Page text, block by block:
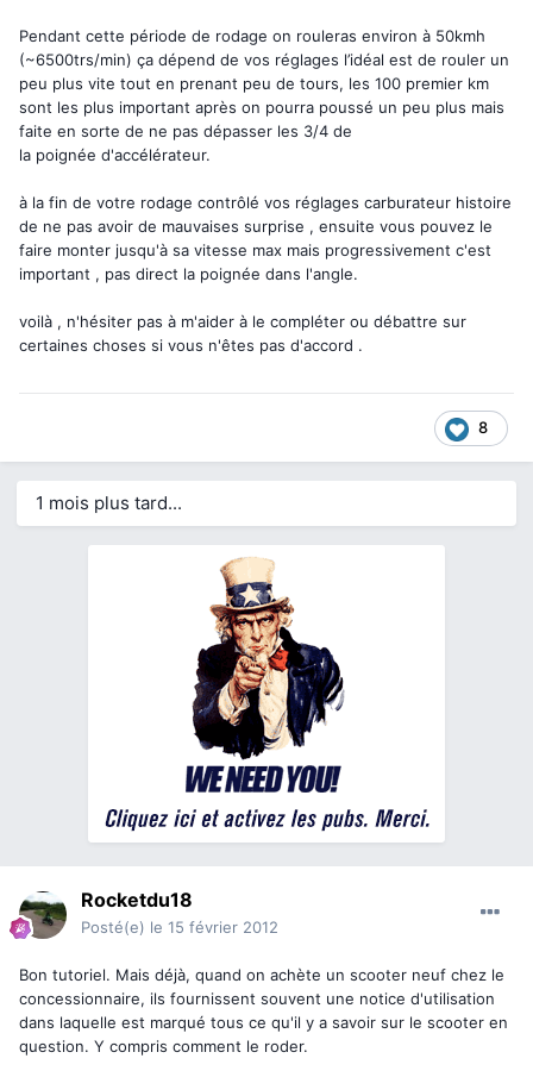
Pendant cette période de rodage on rouleras environ à 50kmh
(~6500trs/min) ça dépend de vos réglages l’idéal est de rouler un
peu plus vite tout en prenant peu de tours, les 100 premier km
sont les plus important après on pourra poussé un peu plus mais
faite en sorte de ne pas dépasser les 3/4 de
la poignée d'accélérateur.
à la fin de votre rodage contrôlé vos réglages carburateur histoire
de ne pas avoir de mauvaises surprise , ensuite vous pouvez le
faire monter jusqu'à sa vitesse max mais progressivement c'est
important , pas direct la poignée dans l'angle.
voilà , n'hésiter pas à m'aider à le compléter ou débattre sur
certaines choses si vous n'êtes pas d'accord .
8
1 mois plus tard...
Rocketdu18
Posté(e) le 15 février 2012
Bon tutoriel. Mais déjà, quand on achète un scooter neuf chez le
concessionnaire, ils fournissent souvent une notice d'utilisation
dans laquelle est marqué tous ce qu'il y a savoir sur le scooter en
question. Y compris comment le roder.